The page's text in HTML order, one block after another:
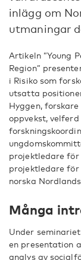
inlägg om
utmaningar
Artikeln ”Young
Region”
i Risiko som
utsatta
Hyggen,
oppvekst,
projektledare för
projektledare för
norska
Många
Under
en presentation
analys av